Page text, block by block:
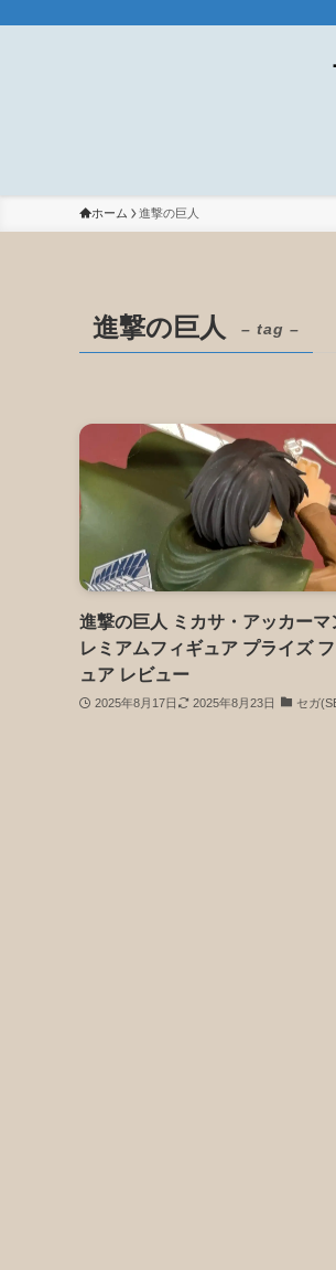
ホーム 進撃の巨人
進撃の巨人 – tag –
進撃の巨人 ミカサ・アッカーマ
レミアムフィギュア プライズ
ュア レビュー
2025年8月17日 2025年8月23日 セガ